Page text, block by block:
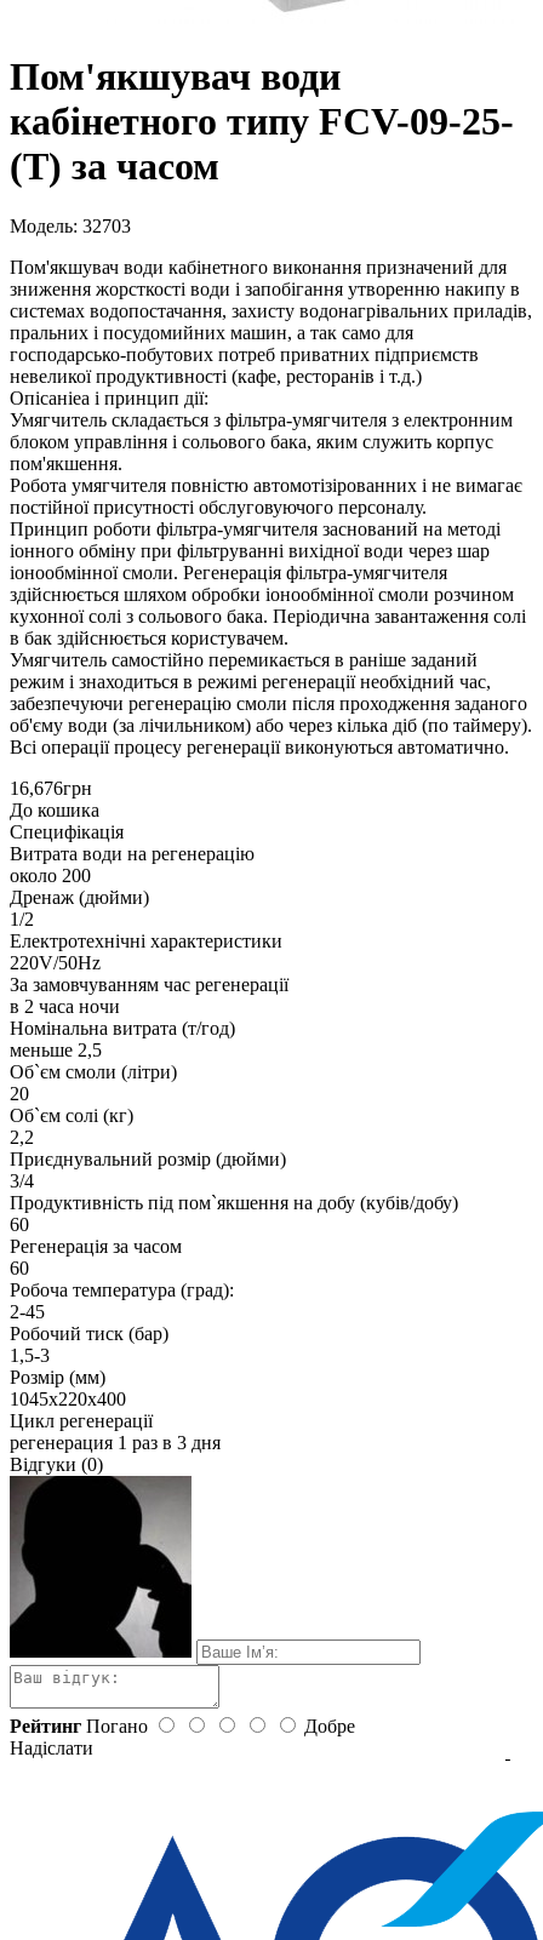
Пом'якшувач води
кабінетного типу FCV-09-25-
(T) за часом
Модель: 32703
Пом'якшувач води кабінетного виконання призначений для
зниження жорсткості води і запобігання утворенню накипу в
системах водопостачання, захисту водонагрівальних приладів,
пральних і посудомийних машин, а так само для
господарсько-побутових потреб приватних підприємств
невеликої продуктивності (кафе, ресторанів і т.д.)
Опісаніеa і принцип дії:
Умягчитель складається з фільтра-умягчителя з електронним
блоком управління і сольового бака, яким служить корпус
пом'якшення.
Робота умягчителя повністю автомотізірованних і не вимагає
постійної присутності обслуговуючого персоналу.
Принцип роботи фільтра-умягчителя заснований на методі
іонного обміну при фільтруванні вихідної води через шар
іонообмінної смоли. Регенерація фільтра-умягчителя
здійснюється шляхом обробки іонообмінної смоли розчином
кухонної солі з сольового бака. Періодична завантаження солі
в бак здійснюється користувачем.
Умягчитель самостійно перемикається в раніше заданий
режим і знаходиться в режимі регенерації необхідний час,
забезпечуючи регенерацію смоли після проходження заданого
об'єму води (за лічильником) або через кілька діб (по таймеру).
Всі операції процесу регенерації виконуються автоматично.
16,676грн
До кошика
Специфікація
Витрата води на регенерацію
около 200
Дренаж (дюйми)
1/2
Електротехнічні характеристики
220V/50Hz
За замовчуванням час регенерації
в 2 часа ночи
Номінальна витрата (т/год)
меньше 2,5
Об`єм смоли (літри)
20
Об`єм солі (кг)
2,2
Приєднувальний розмір (дюйми)
3/4
Продуктивність під пом`якшення на добу (кубів/добу)
60
Регенерація за часом
60
Робоча температура (град):
2-45
Робочий тиск (бар)
1,5-3
Розмір (мм)
1045х220х400
Цикл регенерації
регенерация 1 раз в 3 дня
Відгуки (0)
Рейтинг Погано
Добре
Надіслати